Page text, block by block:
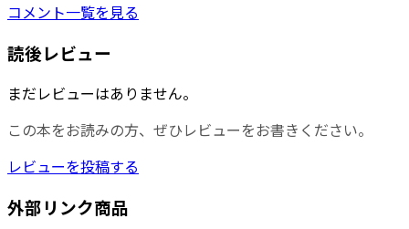
コメント一覧を見る
読後レビュー
まだレビューはありません。
この本をお読みの方、ぜひレビューをお書きください。
レビューを投稿する
外部リンク商品